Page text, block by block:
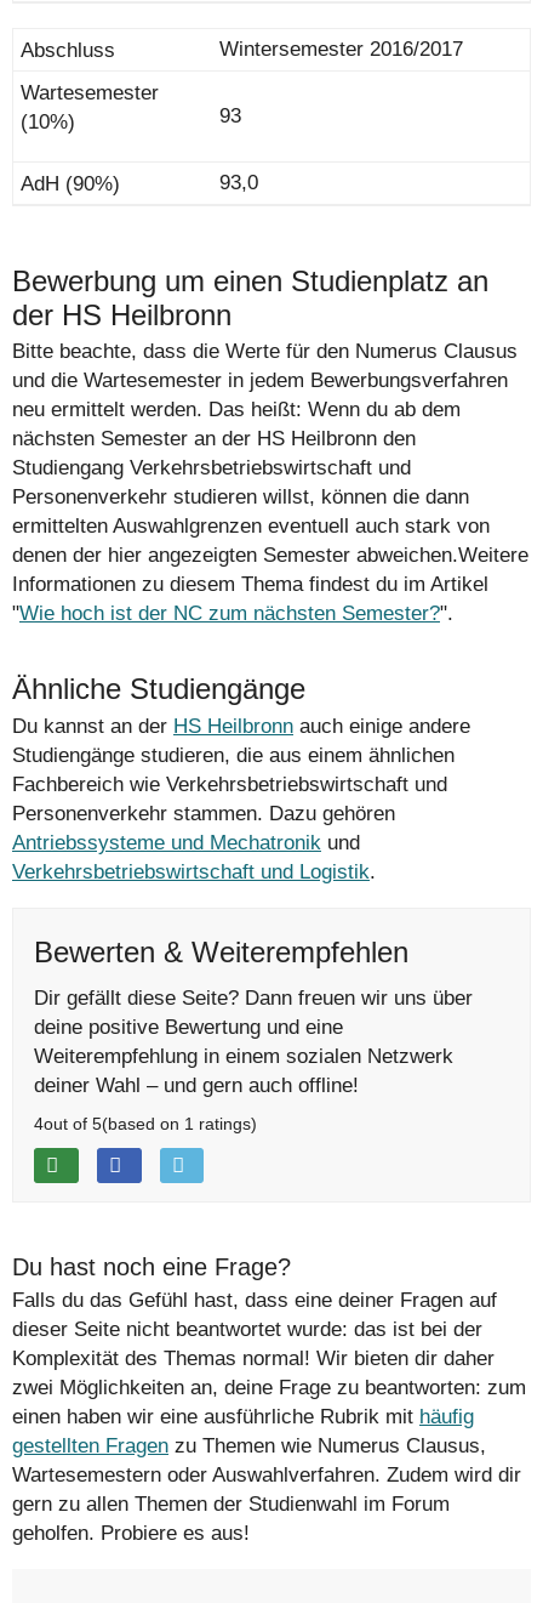
Wintersemester 2016/2017
93
93,0
Bewerbung um einen Studienplatz an
der HS Heilbronn
Bitte beachte, dass die Werte für den Numerus Clausus
und die Wartesemester in jedem Bewerbungsverfahren
neu ermittelt werden. Das heißt: Wenn du ab dem
nächsten Semester an der HS Heilbronn den
Studiengang Verkehrsbetriebswirtschaft und
Personenverkehr studieren willst, können die dann
ermittelten Auswahlgrenzen eventuell auch stark von
denen der hier angezeigten Semester abweichen.Weitere
Informationen zu diesem Thema findest du im Artikel
"Wie hoch ist der NC zum nächsten Semester?".
Ähnliche Studiengänge
Du kannst an der HS Heilbronn auch einige andere
Studiengänge studieren, die aus einem ähnlichen
Fachbereich wie Verkehrsbetriebswirtschaft und
Personenverkehr stammen. Dazu gehören
Antriebssysteme und Mechatronik und
Verkehrsbetriebswirtschaft und Logistik.
Bewerten & Weiterempfehlen
Dir gefällt diese Seite? Dann freuen wir uns über
deine positive Bewertung und eine
Weiterempfehlung in einem sozialen Netzwerk
deiner Wahl – und gern auch offline!
4out of 5(based on 1 ratings)
Du hast noch eine Frage?
Falls du das Gefühl hast, dass eine deiner Fragen auf
dieser Seite nicht beantwortet wurde: das ist bei der
Komplexität des Themas normal! Wir bieten dir daher
zwei Möglichkeiten an, deine Frage zu beantworten: zum
einen haben wir eine ausführliche Rubrik mit häufig
gestellten Fragen zu Themen wie Numerus Clausus,
Wartesemestern oder Auswahlverfahren. Zudem wird dir
gern zu allen Themen der Studienwahl im Forum
geholfen. Probiere es aus!